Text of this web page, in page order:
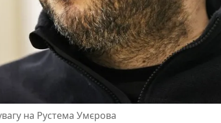
на Рустема Умєрова